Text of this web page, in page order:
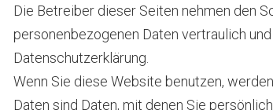
Die Betreiber dieser Seiten nehmen den
personenbezogenen Daten vertraulich
Datenschutzerklärung.
Wenn Sie diese Website benutzen,
Daten sind Daten, mit denen Sie